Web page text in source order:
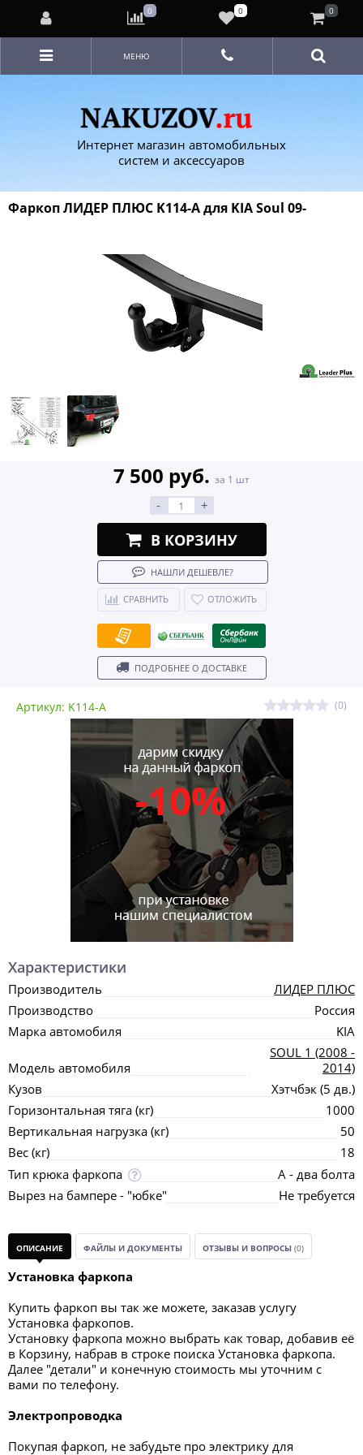
Интернет магазин автомобильных
систем и аксессуаров
МЕНЮ
Фаркоп ЛИДЕР ПЛЮС K114-A для KIA Soul 09-
Артикул: K114-A (0)
7 500 руб. за 1 шт
- +
В КОРЗИНУ
НАШЛИ ДЕШЕВЛЕ?
СРАВНИТЬ ОТЛОЖИТЬ
ПОДРОБНЕЕ О ДОСТАВКЕ
Характеристики
Производитель
ЛИДЕР ПЛЮС
Производство
Россия
Марка автомобиля
KIA
Модель автомобиля
SOUL 1 (2008 -
2014)
Кузов
Хэтчбэк (5 дв.)
Горизонтальная тяга (кг)
1000
Вертикальная нагрузка (кг)
50
Вес (кг)
18
Тип крюка фаркопа
А - два болта
Вырез на бампере - "юбке"
Не требуется
ОПИСАНИЕ ФАЙЛЫ И ДОКУМЕНТЫ ОТЗЫВЫ И ВОПРОСЫ (0)
Установка фаркопа
Купить фаркоп вы так же можете, заказав услугу
Установка фаркопов.
Установку фаркопа можно выбрать как товар, добавив её
в Корзину, набрав в строке поиска Установка фаркопа.
Далее "детали" и конечную стоимость мы уточним с
вами по телефону.
Электропроводка
Покупая фаркоп, не забудьте про электрику для
0 0 0